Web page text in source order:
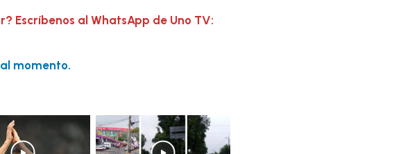
Escríbenos al WhatsApp de Uno TV:
momento.